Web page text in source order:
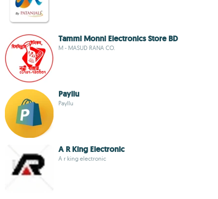
Tammi Monni Electronics Store BD
M - MASUD RANA CO.
Payllu
Payllu
A R King Electronic
A r king electronic